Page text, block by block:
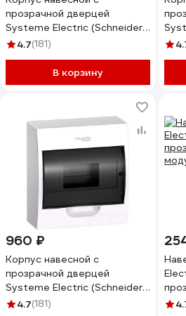
прозрачной дверцей
Systeme Electric (Schneider
Electric) City9 Box
PRA29118) EZ9E118S2SRU
4.7(181)
В корзину
960 ₽
Корпус навесной с
прозрачной дверцей
Systeme Electric (Schneider
Electric) City9 Box
4.7(181)